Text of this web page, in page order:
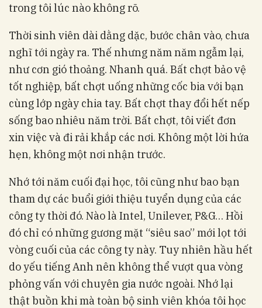
trong tôi lúc nào không rõ.
Thời sinh viên dài dằng dặc, bước chân vào, chưa
nghĩ tới ngày ra. Thế nhưng năm năm ngẫm lại,
như cơn gió thoảng. Nhanh quá. Bất chợt bảo vệ
tốt nghiệp, bất chợt uống những cốc bia với bạn
cùng lớp ngày chia tay. Bất chợt thay đổi hết nếp
sống bao nhiêu năm trời. Bất chợt, tôi viết đơn
xin việc và đi rải khắp các nơi. Không một lời hứa
hẹn, không một nơi nhận trước.
Nhớ tới năm cuối đại học, tôi cũng như bao bạn
tham dự các buổi giới thiệu tuyển dụng của các
công ty thời đó. Nào là Intel, Unilever, P&G… Hồi
đó chỉ có những gương mặt “siêu sao” mới lọt tới
vòng cuối của các công ty này. Tuy nhiên hầu hết
do yếu tiếng Anh nên không thể vượt qua vòng
phỏng vấn với chuyên gia nước ngoài. Nhớ lại
thật buồn khi mà toàn bộ sinh viên khóa tôi học